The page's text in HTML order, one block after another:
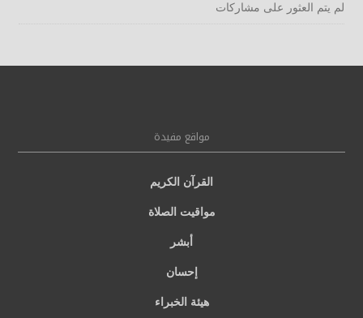
لم يتم العثور على مشاركات
مواقع مفيدة
القرآن الكريم
مواقيت الصلاة
أبشر
إحسان
هيئة الخبراء